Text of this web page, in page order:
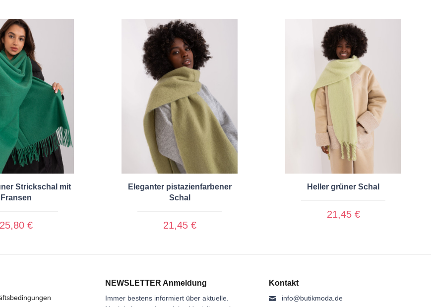
Strickschal mit
Fransen
25,80 €
Eleganter pistazienfarbener
Schal
21,45 €
Heller grüner Schal
21,45 €
NEWSLETTER Anmeldung
Immer bestens informiert über aktuelle.
Kontakt
info@butikmoda.de